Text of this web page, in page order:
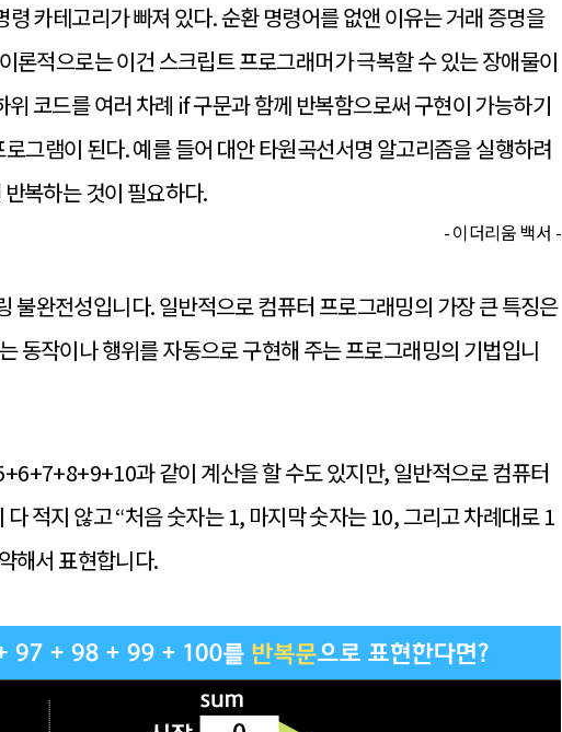
카테고리가 빠져 있다. 순환 명령어를 없앤 이유는 거래 증명을
론적으로는 이건 스크립트 프로그래머가 극복할 수 있는 장애물이
코드를 여러 차례 if 구문과 함께 반복함으로써 구현이 가능하기
그램이 된다. 예를 들어 대안 타원곡선서명 알고리즘을 실행하려
복하는 것이 필요하다.
- 이더리움 백서 -
불완전성입니다. 일반적으로 컴퓨터 프로그래밍의 가장 큰 특징은
동작이나 행위를 자동으로 구현해 주는 프로그래밍의 기법입니
과 같이 계산을 할 수도 있지만, 일반적으로 컴퓨터
적지 않고 “처음 숫자는 1, 마지막 숫자는 10, 그리고 차례대로 1
해서 표현합니다.